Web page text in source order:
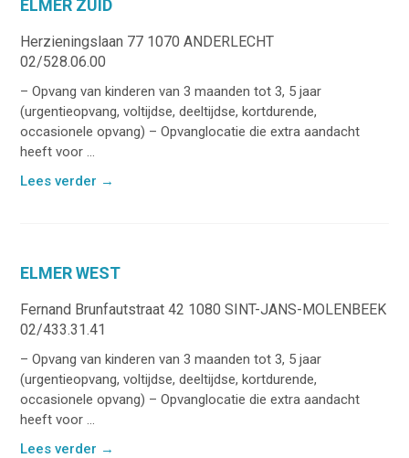
ELMER ZUID
Herzieningslaan 77 1070 ANDERLECHT
02/528.06.00
– Opvang van kinderen van 3 maanden tot 3, 5 jaar
(urgentieopvang, voltijdse, deeltijdse, kortdurende,
occasionele opvang) – Opvanglocatie die extra aandacht
heeft voor ...
Lees verder →
ELMER WEST
Fernand Brunfautstraat 42 1080 SINT-JANS-MOLENBEEK
02/433.31.41
– Opvang van kinderen van 3 maanden tot 3, 5 jaar
(urgentieopvang, voltijdse, deeltijdse, kortdurende,
occasionele opvang) – Opvanglocatie die extra aandacht
heeft voor ...
Lees verder →